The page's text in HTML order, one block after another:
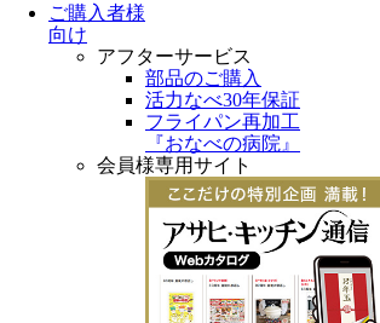
ご購入者様
向け
アフターサービス
部品のご購入
活力なべ30年保証
フライパン再加工
『おなべの病院』
会員様専用サイト